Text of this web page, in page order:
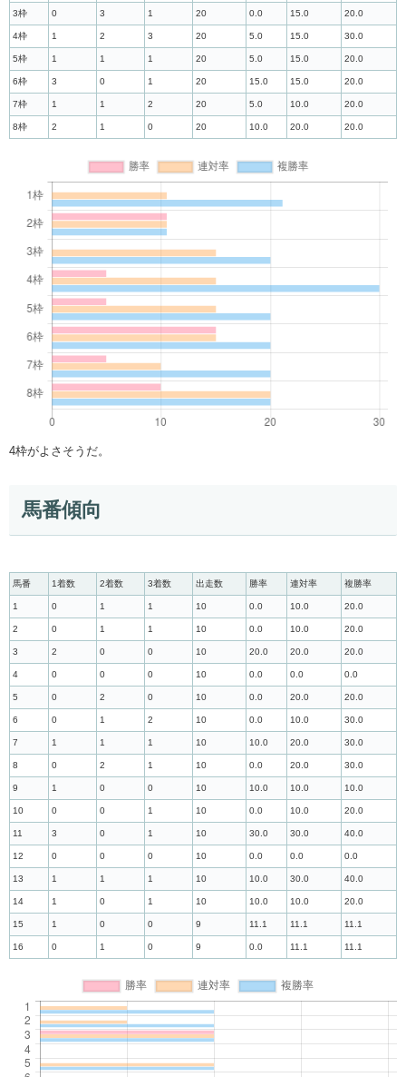
3枠 0 3 1 20 0.0 15.0 20.0
4枠 1 2 3 20 5.0 15.0 30.0
5枠 1 1 1 20 5.0 15.0 20.0
6枠 3 0 1 20 15.0 15.0 20.0
7枠 1 1 2 20 5.0 10.0 20.0
8枠 2 1 0 20 10.0 20.0 20.0
4枠がよさそうだ。
馬番傾向
馬番 1着数 2着数 3着数 出走数 勝率 連対率 複勝率
1 0 1 1 10 0.0 10.0 20.0
2 0 1 1 10 0.0 10.0 20.0
3 2 0 0 10 20.0 20.0 20.0
4 0 0 0 10 0.0 0.0 0.0
5 0 2 0 10 0.0 20.0 20.0
6 0 1 2 10 0.0 10.0 30.0
7 1 1 1 10 10.0 20.0 30.0
8 0 2 1 10 0.0 20.0 30.0
9 1 0 0 10 10.0 10.0 10.0
10 0 0 1 10 0.0 10.0 20.0
11 3 0 1 10 30.0 30.0 40.0
12 0 0 0 10 0.0 0.0 0.0
13 1 1 1 10 10.0 30.0 40.0
14 1 0 1 10 10.0 10.0 20.0
15 1 0 0 9 11.1 11.1 11.1
16 0 1 0 9 0.0 11.1 11.1